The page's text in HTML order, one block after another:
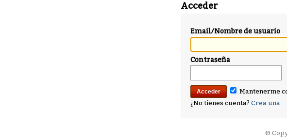
Acceder
Email/Nombre de usuario
Contraseña
Mantenerme
¿No tienes cuenta? Crea una
©